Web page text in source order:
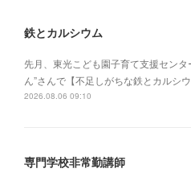
鉄とカルシウム
先月、東光こども園子育て支援センタ
ん”さんで【不足しがちな鉄とカルシ
2026.08.06 09:10
専門学校非常勤講師